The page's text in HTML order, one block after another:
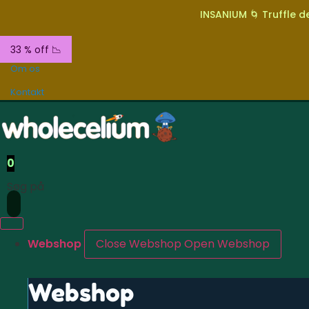
INSANIUM 🌀 Truffle
33 % off 📉
Om os
Kontakt
0
Søg på
Webshop Close Webshop Open Webshop
Webshop